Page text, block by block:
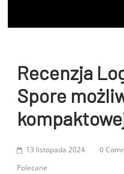
Recenzja
Spore
13 listopada 2024
0
Polecane